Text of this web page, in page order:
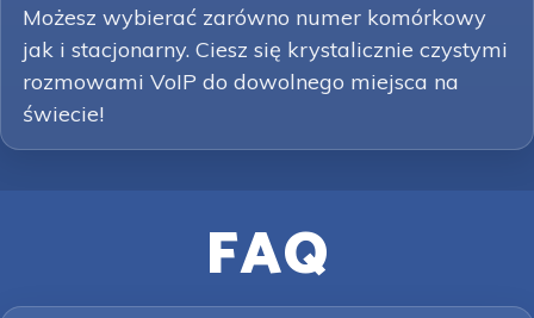
Możesz wybierać zarówno numer komórkowy
jak i stacjonarny. Ciesz się krystalicznie czystymi
rozmowami VoIP do dowolnego miejsca na
świecie!
FAQ